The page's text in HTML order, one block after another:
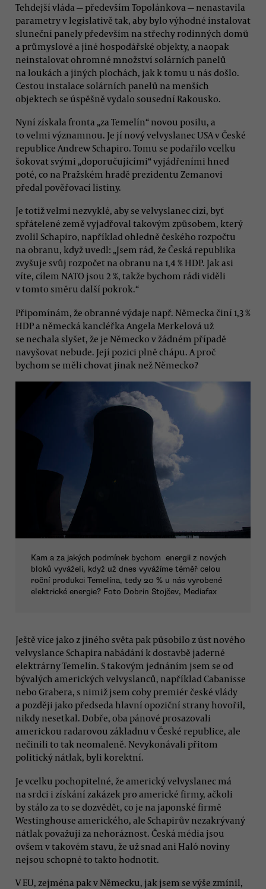
Tehdejší vláda — především Topolánkova — nenastavila
parametry v legislativě tak, aby bylo výhodné instalovat
sluneční panely především na střechy rodinných domů
a průmyslové a jiné hospodářské objekty, a naopak
neinstalovat ohromné množství solárních panelů
na loukách a jiných plochách, jak k tomu u nás došlo.
Cestou instalace solárních panelů na menších
objektech se úspěšně vydalo sousední Rakousko.
Nyní získala fronta „za Temelín“ novou posilu, a
to velmi významnou. Je jí nový velvyslanec USA v České
republice Andrew Schapiro. Tomu se podařilo vcelku
šokovat svými „doporučujícími“ vyjádřeními hned
poté, co na Pražském hradě prezidentu Zemanovi
předal pověřovací listiny.
Je totiž velmi nezvyklé, aby se velvyslanec cizí, byť
spřátelené země vyjadřoval takovým způsobem, který
zvolil Schapiro, například ohledně českého rozpočtu
na obranu, když uvedl: „Jsem rád, že Česká republika
zvyšuje svůj rozpočet na obranu na 1,4 % HDP. Jak asi
víte, cílem NATO jsou 2 %, takže bychom rádi viděli
v tomto směru další pokrok.“
Připomínám, že obranné výdaje např. Německa činí 1,3 %
HDP a německá kancléřka Angela Merkelová už
se nechala slyšet, že je Německo v žádném případě
navyšovat nebude. Její pozici plně chápu. A proč
bychom se měli chovat jinak než Německo?
Kam a za jakých podmínek bychom energii z nových
bloků vyváželi, když už dnes vyvážíme téměř celou
roční produkci Temelína, tedy 20 % u nás vyrobené
elektrické energie? Foto Dobrin Stojčev, Mediafax
Ještě více jako z jiného světa pak působilo z úst nového
velvyslance Schapira nabádání k dostavbě jaderné
elektrárny Temelín. S takovým jednáním jsem se od
bývalých amerických velvyslanců, například Cabanisse
nebo Grabera, s nimiž jsem coby premiér české vlády
a později jako předseda hlavní opoziční strany hovořil,
nikdy nesetkal. Dobře, oba pánové prosazovali
americkou radarovou základnu v České republice, ale
nečinili to tak neomaleně. Nevykonávali přitom
politický nátlak, byli korektní.
Je vcelku pochopitelné, že americký velvyslanec má
na srdci i získání zakázek pro americké firmy, ačkoli
by stálo za to se dozvědět, co je na japonské firmě
Westinghouse amerického, ale Schapirův nezakrývaný
nátlak považuji za nehoráznost. Česká média jsou
ovšem v takovém stavu, že už snad ani Haló noviny
nejsou schopné to takto hodnotit.
V EU, zejména pak v Německu, jak jsem se výše zmínil,